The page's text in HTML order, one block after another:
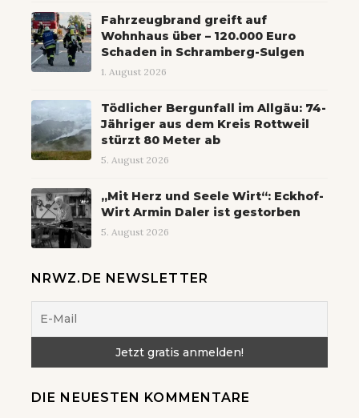
Fahrzeugbrand greift auf
Wohnhaus über – 120.000 Euro
Schaden in Schramberg-Sulgen
1. August 2026
Tödlicher Bergunfall im Allgäu: 74-
Jähriger aus dem Kreis Rottweil
stürzt 80 Meter ab
5. August 2026
„Mit Herz und Seele Wirt“: Eckhof-
Wirt Armin Daler ist gestorben
5. August 2026
NRWZ.DE NEWSLETTER
DIE NEUESTEN KOMMENTARE